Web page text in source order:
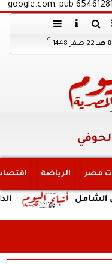
google.com, pub-
22 صفر 1448
هـ
مصر الرياضة
الداخلية: